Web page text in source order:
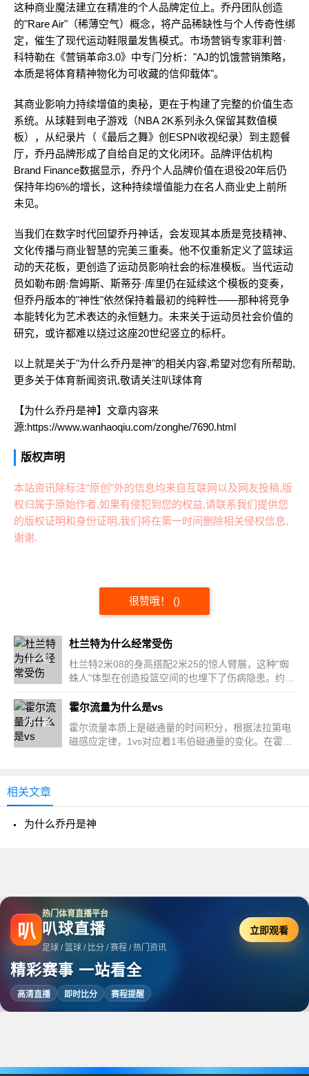
这种商业魔法建立在精准的个人品牌定位上。乔丹团队创造
的"Rare Air"（稀薄空气）概念，将产品稀缺性与个人传奇性绑
定，催生了现代运动鞋限量发售模式。市场营销专家菲利普·
科特勒在《营销革命3.0》中专门分析："AJ的饥饿营销策略，
本质是将体育精神物化为可收藏的信仰载体"。
其商业影响力持续增值的奥秘，更在于构建了完整的价值生态
系统。从球鞋到电子游戏（NBA 2K系列永久保留其数值模
板），从纪录片（《最后之舞》创ESPN收视纪录）到主题餐
厅，乔丹品牌形成了自给自足的文化闭环。品牌评估机构
Brand Finance数据显示，乔丹个人品牌价值在退役20年后仍
保持年均6%的增长，这种持续增值能力在名人商业史上前所
未见。
当我们在数字时代回望乔丹神话，会发现其本质是竞技精神、
文化传播与商业智慧的完美三重奏。他不仅重新定义了篮球运
动的天花板，更创造了运动员影响社会的标准模板。当代运动
员如勒布朗·詹姆斯、斯蒂芬·库里仍在延续这个模板的变奏，
但乔丹版本的"神性"依然保持着最初的纯粹性——那种将竞争
本能转化为艺术表达的永恒魅力。未来关于运动员社会价值的
研究，或许都难以绕过这座20世纪竖立的标杆。
以上就是关于"为什么乔丹是神"的相关内容,希望对您有所帮助,
更多关于体育新闻资讯,敬请关注叭球体育
【为什么乔丹是神】文章内容来
源:https://www.wanhaoqiu.com/zonghe/7690.html
版权声明
本站资讯除标注“原创”外的信息均来自互联网以及网友投稿,版
权归属于原始作者,如果有侵犯到您的权益,请联系我们提供您
的版权证明和身份证明,我们将在第一时间删除相关侵权信息,
谢谢.
很赞哦！ ()
上一篇
杜兰特为什么经常受伤
杜兰特2米08的身高搭配2米25的惊人臂展，这种"蜘
蛛人"体型在创造投篮空间的也埋下了伤病隐患。约翰
下一篇
霍尔流量为什么是vs
霍尔流量本质上是磁通量的时间积分，根据法拉第电
磁感应定律，1vs对应着1韦伯磁通量的变化。在霍尔
相关文章
为什么乔丹是神
叭
热门体育直播平台
叭球直播
足球 / 篮球 / 比分 / 赛程 / 热门资讯
精彩赛事 一站看全
高清直播 即时比分 赛程提醒
立即观看